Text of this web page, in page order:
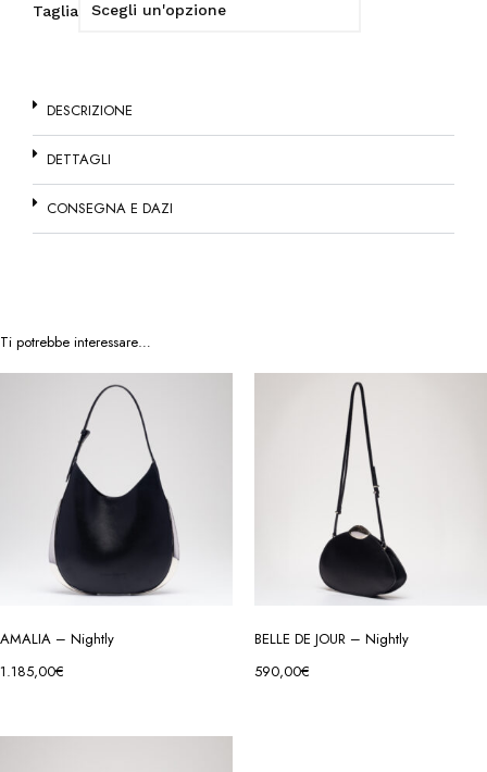
Taglia
DESCRIZIONE
DETTAGLI
CONSEGNA E DAZI
Ti potrebbe interessare…
AMALIA – Nightly
1.185,00€
BELLE DE JOUR – Nightly
590,00€